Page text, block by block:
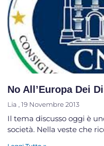
No All’Europa Dei
Lia 19 Novembre 2013
Il tema discusso oggi è
società. Nella veste che